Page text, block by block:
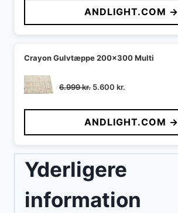
var:
1.859 kr..
er:
1.580 kr..
ANDLIGHT.COM →
Crayon Gulvtæppe 200x300 Multi
6.999kr. Den
pris
var:
6.999 kr..
5.600 kr.
pris
er:
5.600 kr..
ANDLIGHT.COM →
Yderligere
information